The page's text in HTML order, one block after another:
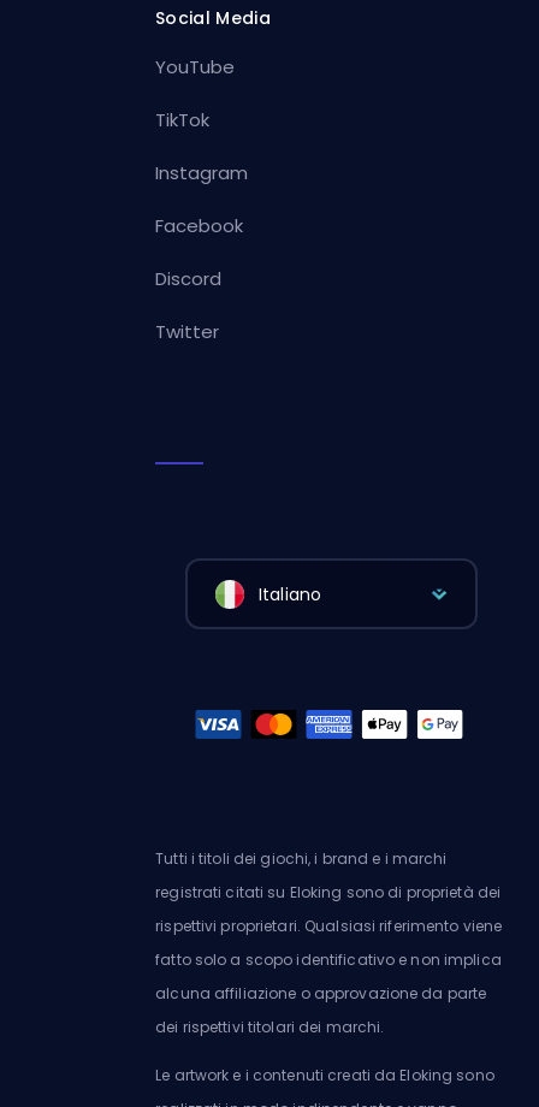
Social Media
YouTube
TikTok
Instagram
Facebook
Discord
Twitter
Italiano
Tutti i titoli dei giochi, i brand e i marchi
registrati citati su Eloking sono di proprietà dei
rispettivi proprietari. Qualsiasi riferimento viene
fatto solo a scopo identificativo e non implica
alcuna affiliazione o approvazione da parte
dei rispettivi titolari dei marchi.
Le artwork e i contenuti creati da Eloking sono